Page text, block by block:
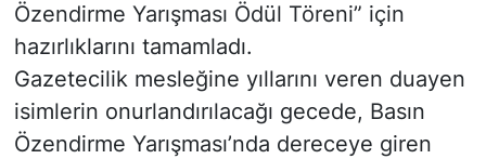
Özendirme Yarışması Ödül Töreni” için
hazırlıklarını tamamladı.
Gazetecilik mesleğine yıllarını veren duayen
isimlerin onurlandırılacağı gecede, Basın
Özendirme Yarışması’nda dereceye giren